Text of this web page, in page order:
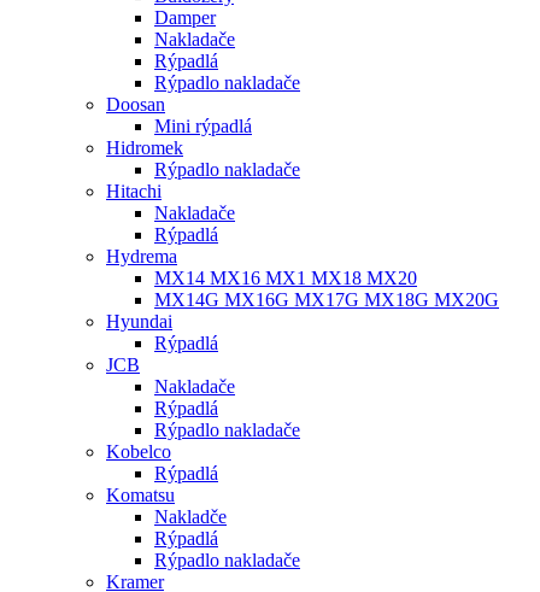
Damper
Nakladače
Rýpadlá
Rýpadlo nakladače
Doosan
Mini rýpadlá
Hidromek
Rýpadlo nakladače
Hitachi
Nakladače
Rýpadlá
Hydrema
MX14 MX16 MX1 MX18 MX20
MX14G MX16G MX17G MX18G MX20G
Hyundai
Rýpadlá
JCB
Nakladače
Rýpadlá
Rýpadlo nakladače
Kobelco
Rýpadlá
Komatsu
Nakladče
Rýpadlá
Rýpadlo nakladače
Kramer